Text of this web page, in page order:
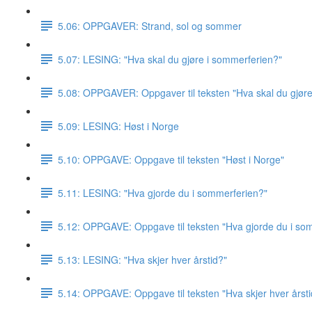
5.06: OPPGAVER: Strand, sol og sommer
5.07: LESING: "Hva skal du gjøre i sommerferien?"
5.08: OPPGAVER: Oppgaver til teksten "Hva skal du
5.09: LESING: Høst i Norge
5.10: OPPGAVE: Oppgave til teksten "Høst i Norge"
5.11: LESING: "Hva gjorde du i sommerferien?"
5.12: OPPGAVE: Oppgave til teksten "Hva gjorde du i
5.13: LESING: "Hva skjer hver årstid?"
5.14: OPPGAVE: Oppgave til teksten "Hva skjer hver